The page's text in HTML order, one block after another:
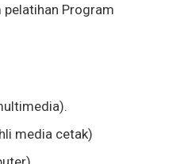
Program
media cetak)